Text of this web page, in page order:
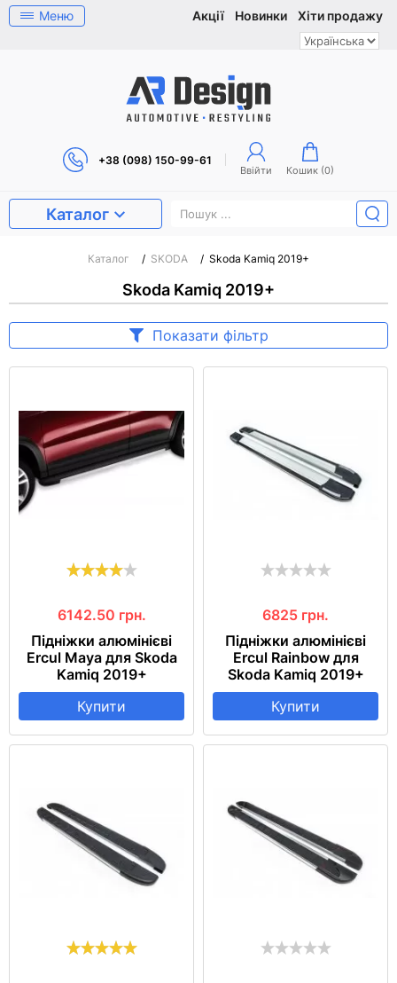
Меню Акції Новинки Хіти продажу
+38 (098) 150-99-61
Ввійти Кошик (0)
Каталог
Каталог / SKODA / Skoda Kamiq 2019+
Skoda Kamiq 2019+
Показати фільтр
6142.50 грн.
Підніжки алюмінієві
Ercul Maya для Skoda
Kamiq 2019+
Купити
6825 грн.
Підніжки алюмінієві
Ercul Rainbow для
Skoda Kamiq 2019+
Купити